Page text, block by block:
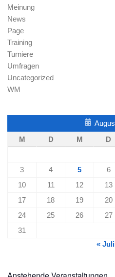
Meinung
News
Page
Training
Turniere
Umfragen
Uncategorized
WM
M
D M D
3
4 5 6
10
11 12 13
17
18 19 20
24
25 26 27
31
« Juli